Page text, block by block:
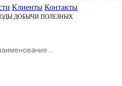
Клиенты Контакты
ДОБЫЧИ ПОЛЕЗНЫХ